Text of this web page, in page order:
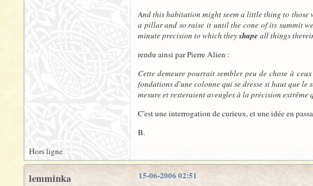
And this habitation might seem a little thing to those
a pillar and so raise it until the cone of its summit
minute precision to which theyshapeall things
rendu ainsi par Pierre Alien :
Cette demeure pourrait sembler peu de chose à
fondations d'une colonne qui se dresse si haut que
mesure et resteraient aveugles à la précision
C'est une interrogation de curieux, et une idée en
B.
Hors ligne
15-06-2006 02:51
lemminka